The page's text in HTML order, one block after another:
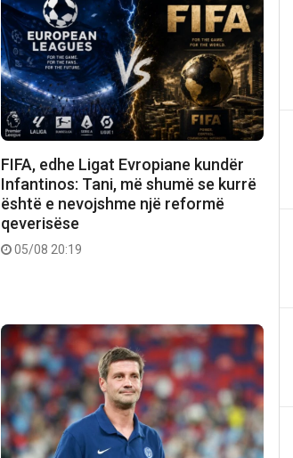
FIFA, edhe Ligat Evropiane kundër
Infantinos: Tani, më shumë se kurrë
është e nevojshme një reformë
qeverisëse
05/08 20:19